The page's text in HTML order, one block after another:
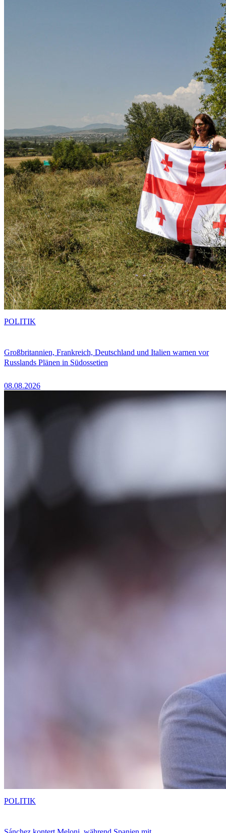
Großbritannien, Frankreich, Deutschland und Italien warnen vor
Russlands Plänen in Südossetien
08.08.2026
POLITIK
POLITIK